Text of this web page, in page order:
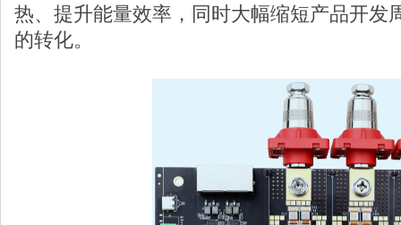
热、提升能量效率，同时大幅缩短产品开发
的转化。